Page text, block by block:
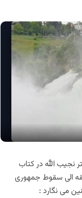
نجیب الله در کتاب
الی سقوط جمهوری